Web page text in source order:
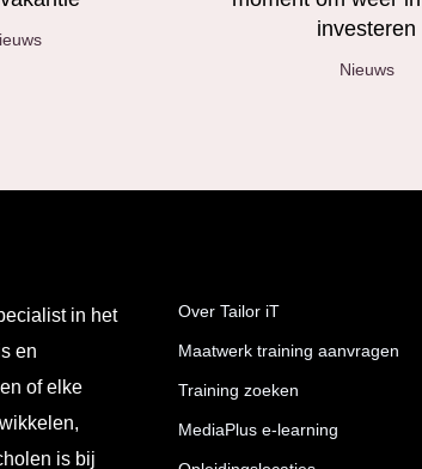
investeren
Nieuws
in het
en
of elke
is bij
Over Tailor iT
Maatwerk training aanvragen
Training zoeken
MediaPlus e-learning